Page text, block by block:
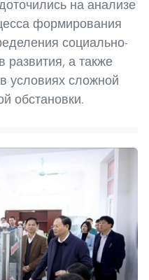
на анализе
формирования
социально-
развития, а также
условиях сложной
обстановки.